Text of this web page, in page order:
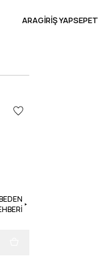
ARAGİRİŞ YAPSEPET